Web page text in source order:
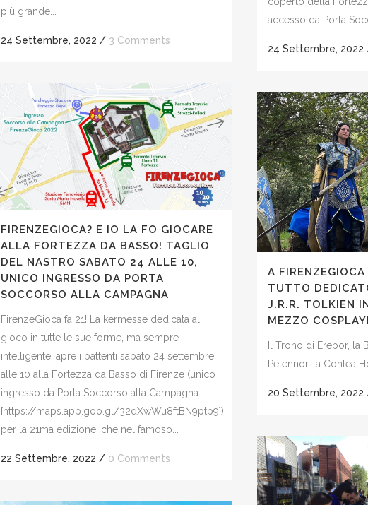
più grande...
24 Settembre, 2022 / 3 Comments
accesso da Porta
24 Settembre, 2022
FIRENZEGIOCA? E IO LA FO GIOCARE
ALLA FORTEZZA DA BASSO! TAGLIO
DEL NASTRO SABATO 24 ALLE 10,
UNICO INGRESSO DA PORTA
SOCCORSO ALLA CAMPAGNA
FirenzeGioca fa 21! La kermesse dedicata al
gioco in tutte le sue forme, ma sempre
intelligente, apre i battenti sabato 24 settembre
alle 10 alla Fortezza da Basso di Firenze (unico
ingresso da Porta Soccorso alla Campagna
[https://maps.app.goo.gl/32dXwWu8ftBN9ptp9])
per la 21ma edizione, che nel famoso...
22 Settembre, 2022 / 0 Comments
A
TUTTO
J.R.R. TOLKIEN
MEZZO
Il Trono di Erebor, la
Pelennor, la Contea
20 Settembre, 2022